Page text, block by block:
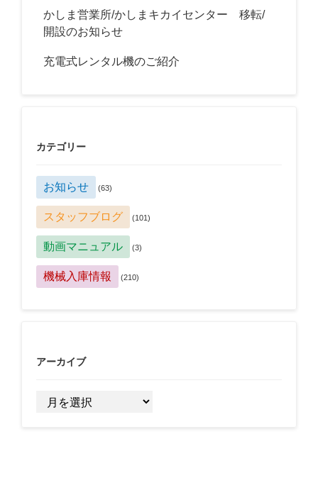
かしま営業所/かしまキカイセンター 移転/
開設のお知らせ
充電式レンタル機のご紹介
カテゴリー
お知らせ (63)
スタッフブログ (101)
動画マニュアル (3)
機械入庫情報 (210)
アーカイブ